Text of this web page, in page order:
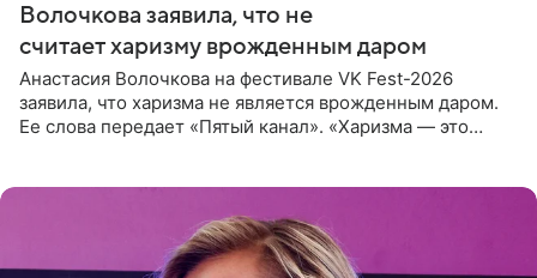
Волочкова заявила, что не
считает харизму врожденным даром
Анастасия Волочкова на фестивале VK Fest-2026
заявила, что харизма не является врожденным даром.
Ее слова передает «Пятый канал». «Харизма — это